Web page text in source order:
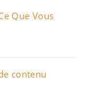
Que Vous
contenu